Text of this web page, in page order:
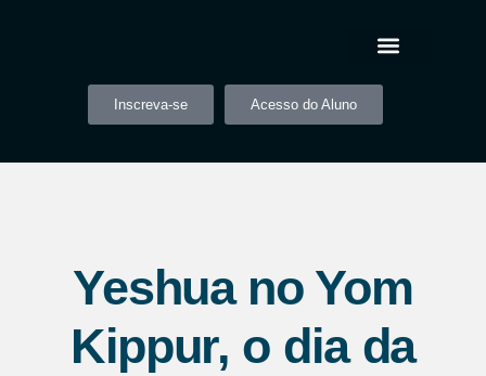
Inscreva-se Acesso do Aluno
Yeshua no Yom
Kippur, o dia da